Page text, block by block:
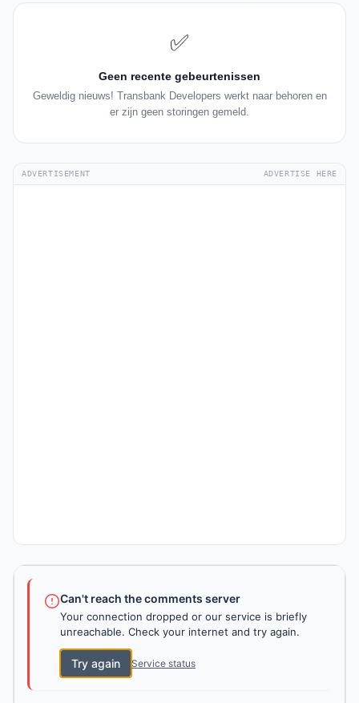
✅
Geen recente gebeurtenissen
Geweldig nieuws! Transbank Developers werkt naar behoren en
er zijn geen storingen gemeld.
ADVERTISEMENT ADVERTISE HERE
Can't reach the comments server
Your connection dropped or our service is briefly
unreachable. Check your internet and try again.
Try again Service status